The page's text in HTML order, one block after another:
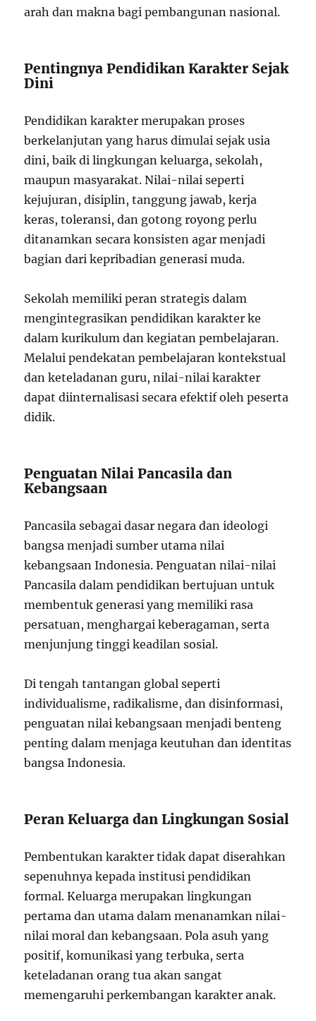
arah dan makna bagi pembangunan nasional.
Pentingnya Pendidikan Karakter Sejak
Dini
Pendidikan karakter merupakan proses
berkelanjutan yang harus dimulai sejak usia
dini, baik di lingkungan keluarga, sekolah,
maupun masyarakat. Nilai-nilai seperti
kejujuran, disiplin, tanggung jawab, kerja
keras, toleransi, dan gotong royong perlu
ditanamkan secara konsisten agar menjadi
bagian dari kepribadian generasi muda.
Sekolah memiliki peran strategis dalam
mengintegrasikan pendidikan karakter ke
dalam kurikulum dan kegiatan pembelajaran.
Melalui pendekatan pembelajaran kontekstual
dan keteladanan guru, nilai-nilai karakter
dapat diinternalisasi secara efektif oleh peserta
didik.
Penguatan Nilai Pancasila dan
Kebangsaan
Pancasila sebagai dasar negara dan ideologi
bangsa menjadi sumber utama nilai
kebangsaan Indonesia. Penguatan nilai-nilai
Pancasila dalam pendidikan bertujuan untuk
membentuk generasi yang memiliki rasa
persatuan, menghargai keberagaman, serta
menjunjung tinggi keadilan sosial.
Di tengah tantangan global seperti
individualisme, radikalisme, dan disinformasi,
penguatan nilai kebangsaan menjadi benteng
penting dalam menjaga keutuhan dan identitas
bangsa Indonesia.
Peran Keluarga dan Lingkungan Sosial
Pembentukan karakter tidak dapat diserahkan
sepenuhnya kepada institusi pendidikan
formal. Keluarga merupakan lingkungan
pertama dan utama dalam menanamkan nilai-
nilai moral dan kebangsaan. Pola asuh yang
positif, komunikasi yang terbuka, serta
keteladanan orang tua akan sangat
memengaruhi perkembangan karakter anak.